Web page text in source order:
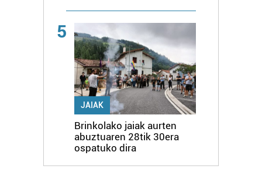
5
JAIAK
Brinkolako jaiak aurten
abuztuaren 28tik 30era
ospatuko dira